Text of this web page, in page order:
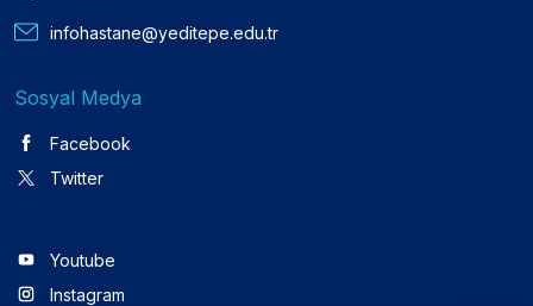
infohastane@yeditepe.edu.tr
Sosyal Medya
Facebook
Twitter
Youtube
Instagram